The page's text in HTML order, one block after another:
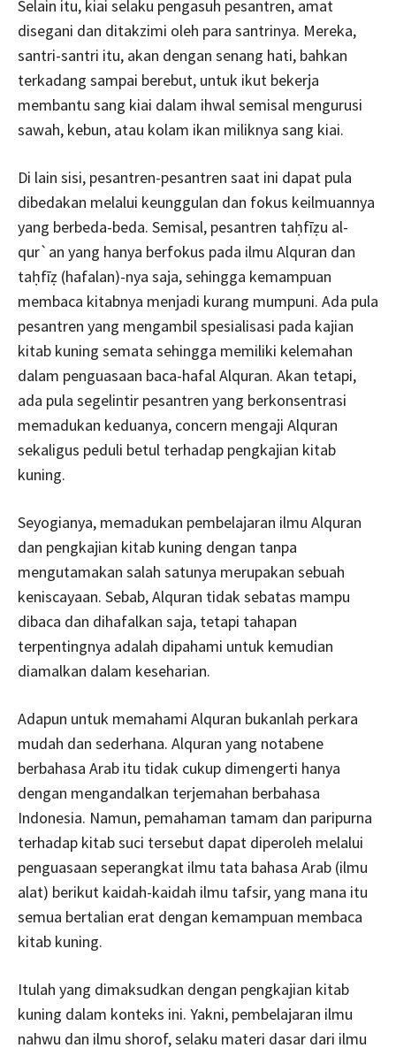
Selain itu, kiai selaku pengasuh pesantren, amat
disegani dan ditakzimi oleh para santrinya. Mereka,
santri-santri itu, akan dengan senang hati, bahkan
terkadang sampai berebut, untuk ikut bekerja
membantu sang kiai dalam ihwal semisal mengurusi
sawah, kebun, atau kolam ikan miliknya sang kiai.
Di lain sisi, pesantren-pesantren saat ini dapat pula
dibedakan melalui keunggulan dan fokus keilmuannya
yang berbeda-beda. Semisal, pesantren taḥfīẓu al-
qur`an yang hanya berfokus pada ilmu Alquran dan
taḥfīẓ (hafalan)-nya saja, sehingga kemampuan
membaca kitabnya menjadi kurang mumpuni. Ada pula
pesantren yang mengambil spesialisasi pada kajian
kitab kuning semata sehingga memiliki kelemahan
dalam penguasaan baca-hafal Alquran. Akan tetapi,
ada pula segelintir pesantren yang berkonsentrasi
memadukan keduanya, concern mengaji Alquran
sekaligus peduli betul terhadap pengkajian kitab
kuning.
Seyogianya, memadukan pembelajaran ilmu Alquran
dan pengkajian kitab kuning dengan tanpa
mengutamakan salah satunya merupakan sebuah
keniscayaan. Sebab, Alquran tidak sebatas mampu
dibaca dan dihafalkan saja, tetapi tahapan
terpentingnya adalah dipahami untuk kemudian
diamalkan dalam keseharian.
Adapun untuk memahami Alquran bukanlah perkara
mudah dan sederhana. Alquran yang notabene
berbahasa Arab itu tidak cukup dimengerti hanya
dengan mengandalkan terjemahan berbahasa
Indonesia. Namun, pemahaman tamam dan paripurna
terhadap kitab suci tersebut dapat diperoleh melalui
penguasaan seperangkat ilmu tata bahasa Arab (ilmu
alat) berikut kaidah-kaidah ilmu tafsir, yang mana itu
semua bertalian erat dengan kemampuan membaca
kitab kuning.
Itulah yang dimaksudkan dengan pengkajian kitab
kuning dalam konteks ini. Yakni, pembelajaran ilmu
nahwu dan ilmu shorof, selaku materi dasar dari ilmu